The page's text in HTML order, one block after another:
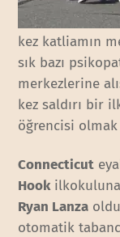
kez katliamın
sık bazı
merkezlerine
kez saldırı bir
öğrencisi olmak
Connecticut
Hookilkokuluna
Ryan Lanza
otomatik